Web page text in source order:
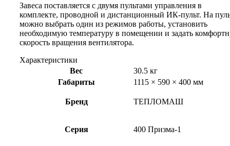
Завеса поставляется с двумя пультами управления в
комплекте, проводной и дистанционный ИК-пульт. На
можно выбрать один из режимов работы, установить
необходимую температуру в помещении и задать
скорость вращения вентилятора.
Характеристики
Вес
30.5 кг
Габариты
1115 × 590 × 400 мм
Бренд ТЕПЛОМАШ
Серия 400 Призма-1